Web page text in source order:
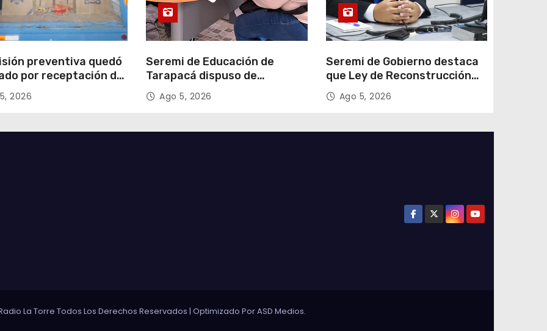
preventiva quedó
por receptación de
avaluados en
millones*
2026
Seremi de Educación de
Tarapacá dispuso de
facilitadores para apoyar
proceso de Admisión Escolar
Ago 5, 2026
Seremi de Gobierno destaca
que Ley de Reconstrucción
Nacional impulsará la
inversión y el empleo en
Ago 5, 2026
La Torre Todos Los Derechos Reservados | Optimizado PorASD Medios.